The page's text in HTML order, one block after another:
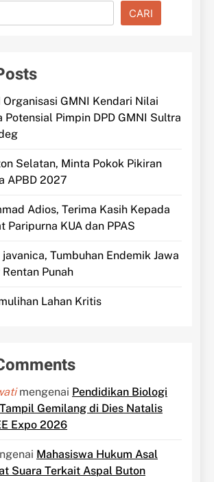
CARI
Organisasi GMNI Kendari Nilai
Potensial Pimpin DPD GMNI Sultra
Selatan, Minta Pokok Pikiran
APBD 2027
Adios, Terima Kasih Kepada
Paripurna KUA dan PPAS
Tumbuhan Endemik Jawa
Punah
Lahan Kritis
mengenai Pendidikan Biologi
Gemilang di Dies Natalis
Expo 2026
Mahasiswa Hukum Asal
Suara Terkait Aspal Buton